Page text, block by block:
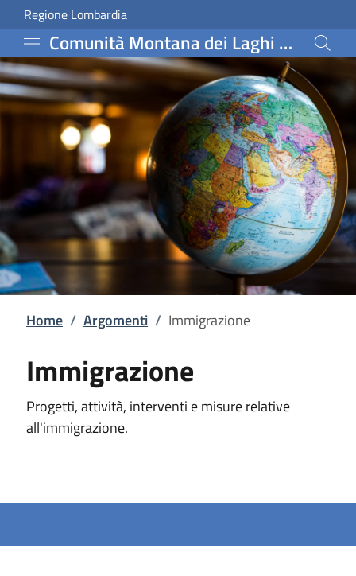
Vai al contenuto principale
Immigrazione |
Regione Lombardia
Comunità Montana dei Laghi Bergamaschi
Home / Argomenti / Immigrazione
Immigrazione
Progetti, attività, interventi e misure relative
all'immigrazione.